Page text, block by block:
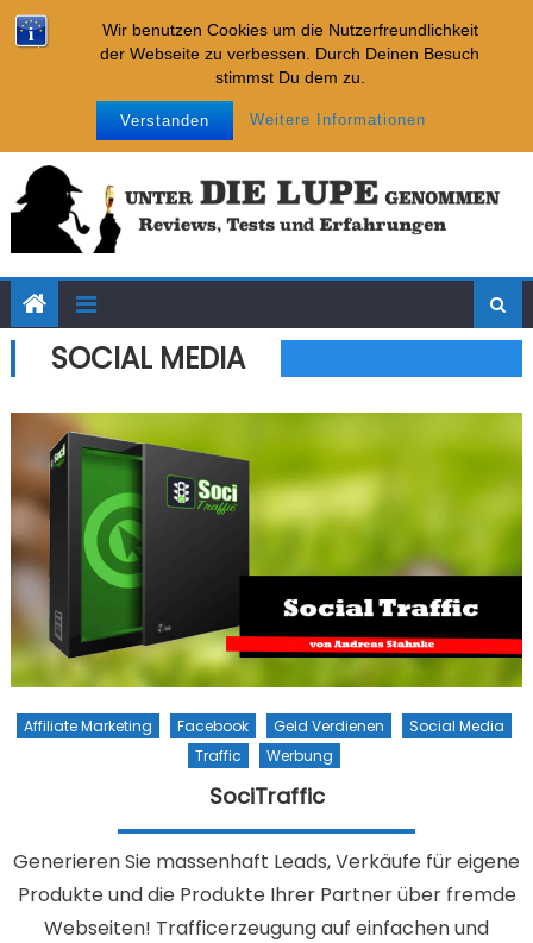
Wir benutzen Cookies um die Nutzerfreundlichkeit
der Webseite zu verbessen. Durch Deinen Besuch
stimmst Du dem zu.
Verstanden Weitere Informationen
Skip to content Neueste Tests:
Imparare
Internet Cash Machine
Affiliate-Chatbot-Business
Affiliate-Kickstarter-System
Key Placement Strategie
Imparare
Internet Cash Machine
Montag, August 10, 2026 Impressum
SOCIAL MEDIA
Affiliate Marketing Facebook Geld Verdienen
Social Media
Traffic
Werbung
SociTraffic
Generieren Sie massenhaft Leads, Verkäufe für eigene
Produkte und die Produkte Ihrer ​Partner über fremde
Webseiten! Trafficerzeugung auf einfachen und